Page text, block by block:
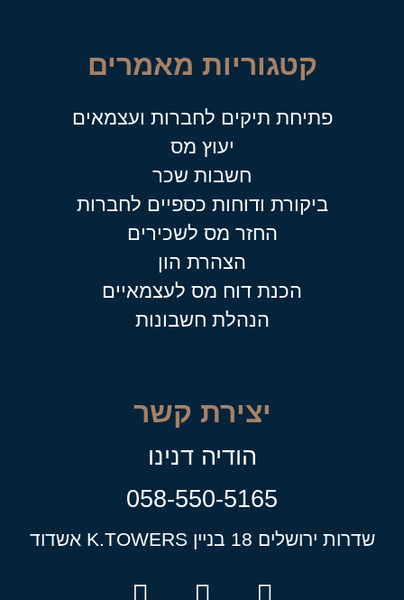
קטגוריות מאמרים
פתיחת תיקים לחברות ועצמאים
יעוץ מס
חשבות שכר
ביקורת ודוחות כספיים לחברות
החזר מס לשכירים
הצהרת הון
הכנת דוח מס לעצמאיים
הנהלת חשבונות
יצירת קשר
הודיה דנינו
058-550-5165
שדרות ירושלים 18 בניין K.TOWERS אשדוד